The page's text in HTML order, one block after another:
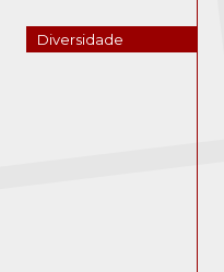
Diversidade